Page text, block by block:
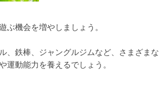
機会を増やしましょう。
、鉄棒、ジャングルジムなど、さまざまな
動能力を養えるでしょう。